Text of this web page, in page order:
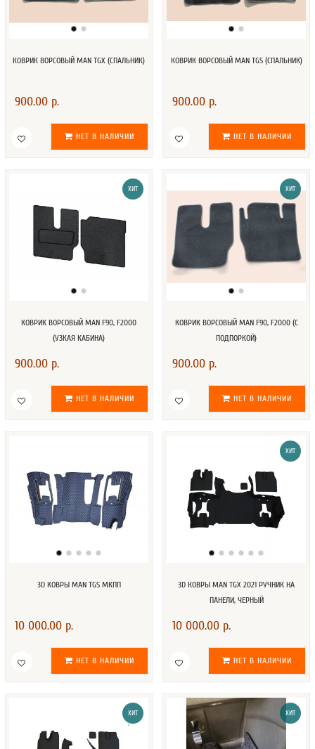
КОВРИК ВОРСОВЫЙ MAN TGX (CПАЛЬНИК)
900.00 р.
НЕТ В НАЛИЧИИ
КОВРИК ВОРСОВЫЙ MAN TGS (CПАЛЬНИК)
900.00 р.
НЕТ В НАЛИЧИИ
ХИТ
КОВРИК ВОРСОВЫЙ MAN F90, F2000
(УЗКАЯ КАБИНА)
900.00 р.
НЕТ В НАЛИЧИИ
ХИТ
КОВРИК ВОРСОВЫЙ MAN F90, F2000 (С
ПОДПОРКОЙ)
900.00 р.
НЕТ В НАЛИЧИИ
3D КОВРЫ MAN TGS МКПП
10 000.00 р.
НЕТ В НАЛИЧИИ
ХИТ
3D КОВРЫ MAN TGX 2021 РУЧНИК НА
ПАНЕЛИ, ЧЕРНЫЙ
10 000.00 р.
НЕТ В НАЛИЧИИ
ХИТ ХИТ